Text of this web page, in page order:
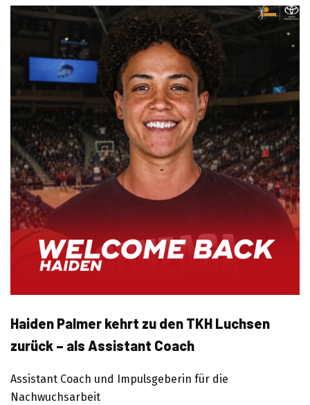
Haiden Palmer kehrt zu den TKH Luchsen
zurück – als Assistant Coach
Assistant Coach und Impulsgeberin für die
Nachwuchsarbeit